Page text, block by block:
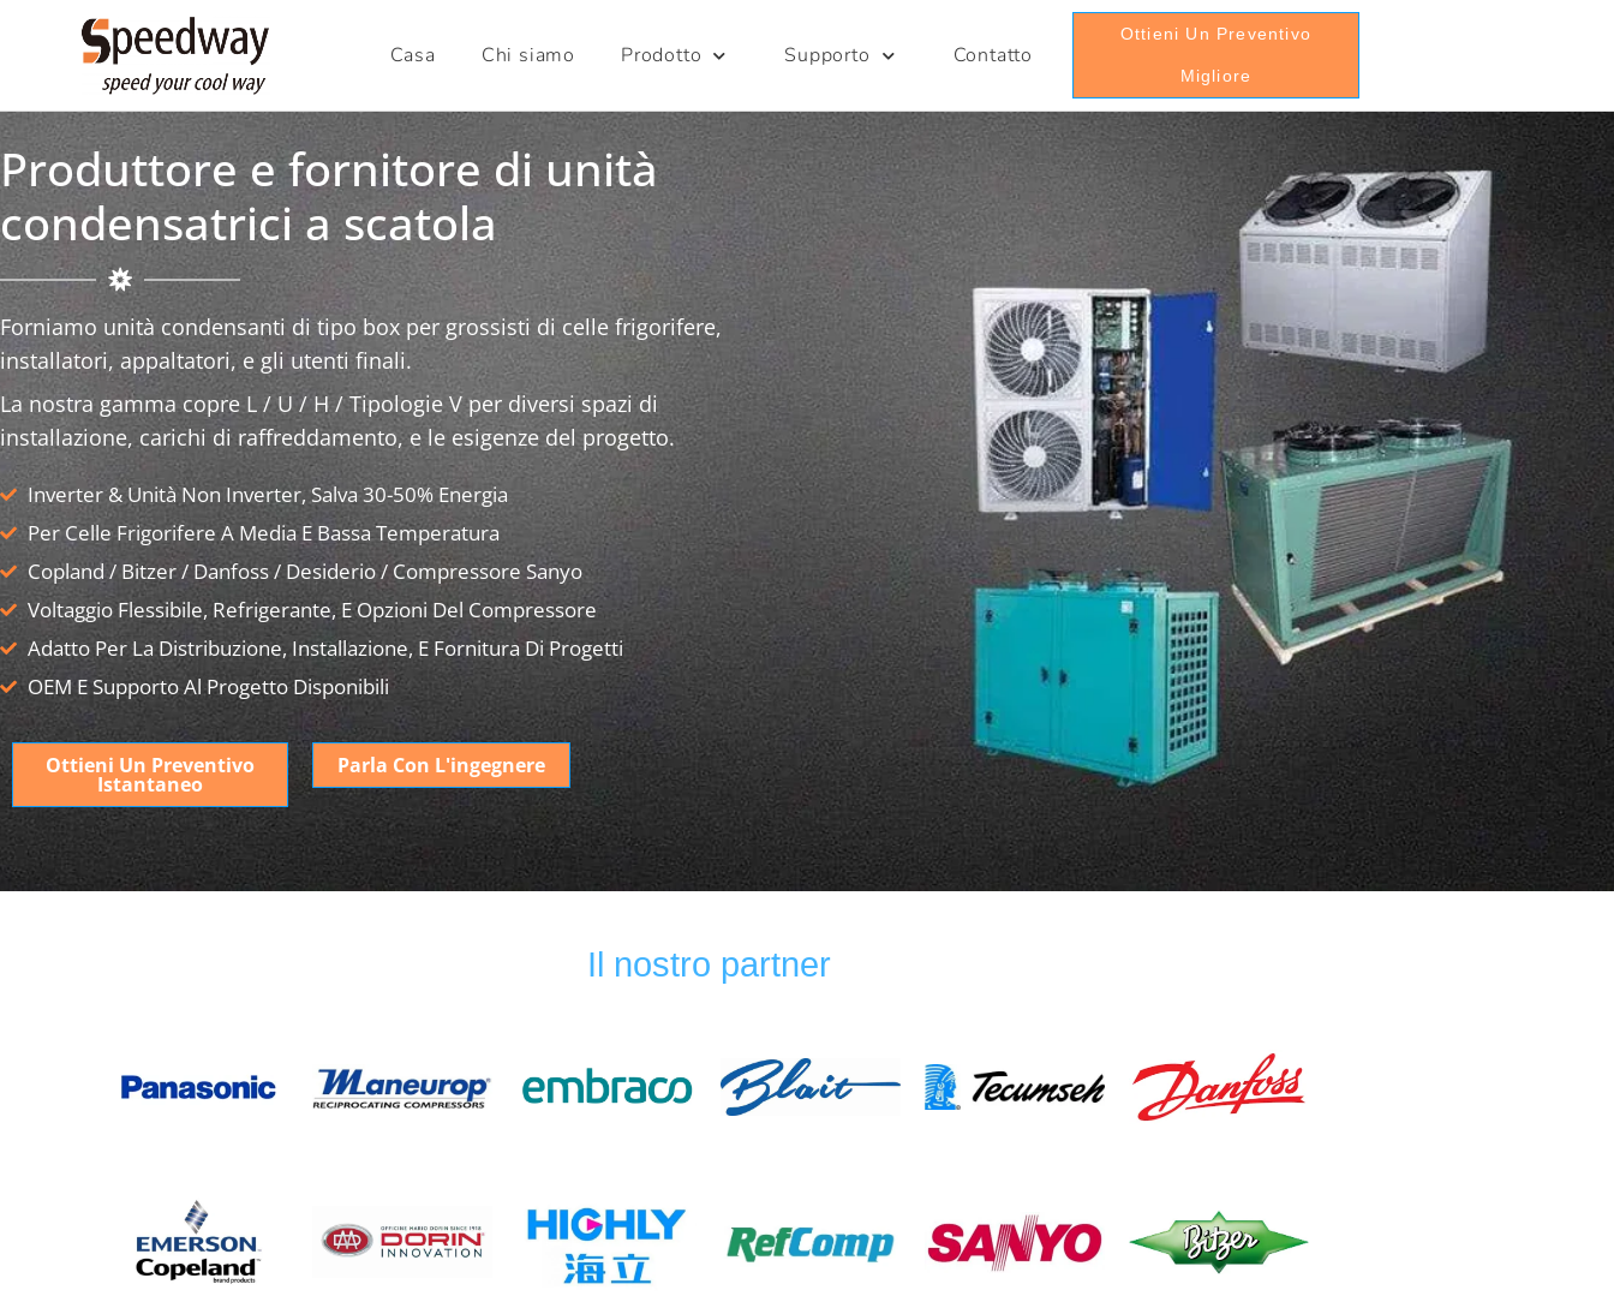
Casa Chi siamo Prodotto Supporto Contatto
Ottieni Un Preventivo
Migliore
Produttore e fornitore di unità
condensatrici a scatola
Forniamo unità condensanti di tipo box per grossisti di celle frigorifere,
installatori, appaltatori, e gli utenti finali.
La nostra gamma copre L / U / H / Tipologie V per diversi spazi di
installazione, carichi di raffreddamento, e le esigenze del progetto.
Inverter & Unità Non Inverter, Salva 30-50% Energia
Per Celle Frigorifere A Media E Bassa Temperatura
Copland / Bitzer / Danfoss / Desiderio / Compressore Sanyo
Voltaggio Flessibile, Refrigerante, E Opzioni Del Compressore
Adatto Per La Distribuzione, Installazione, E Fornitura Di Progetti
OEM E Supporto Al Progetto Disponibili
Ottieni Un Preventivo
Istantaneo
Parla Con L'ingegnere
Il nostro partner